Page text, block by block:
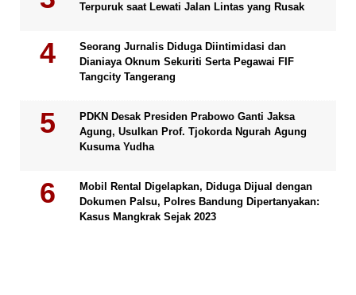
Terpuruk saat Lewati Jalan Lintas yang Rusak
Seorang Jurnalis Diduga Diintimidasi dan
Dianiaya Oknum Sekuriti Serta Pegawai FIF
Tangcity Tangerang
PDKN Desak Presiden Prabowo Ganti Jaksa
Agung, Usulkan Prof. Tjokorda Ngurah Agung
Kusuma Yudha
Mobil Rental Digelapkan, Diduga Dijual dengan
Dokumen Palsu, Polres Bandung Dipertanyakan:
Kasus Mangkrak Sejak 2023